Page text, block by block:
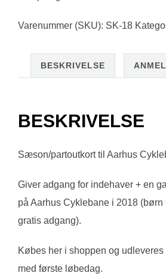
Varenummer (SKU): SK-18
BESKRIVELSE
BESKRIVELSE
Sæson/partoutkort til Aarhus
Giver adgang for indehaver + en
på Aarhus Cyklebane i 2018 (børn
gratis adgang).
Købes her i shoppen og
med første løbedag.